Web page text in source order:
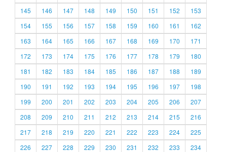
145
146 147 148 149 150 151 152
153
154
155 156 157 158 159 160 161
162
163
164 165 166 167 168 169 170
171
172
173 174 175 176 177 178 179
180
181
182 183 184 185 186 187 188
189
190
191 192 193 194 195 196 197
198
199
200 201 202 203 204 205 206
207
208
209 210 211 212 213 214 215
216
217
218 219 220 221 222 223 224
225
226
227 228 229 230 231 232 233
234